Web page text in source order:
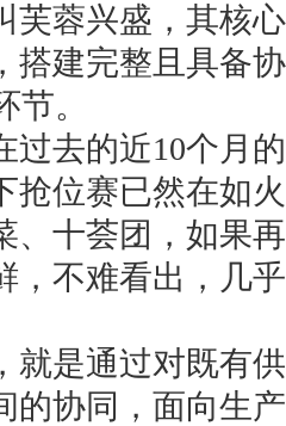
芙蓉兴盛，其核
搭建完整且具备
。
过去的近10个月
抢位赛已然在如
、十荟团，如果
，不难看出，几
就是通过对既有
的协同，面向生
案落地